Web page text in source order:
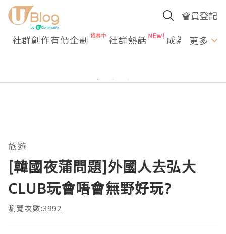
會員登記
社群創作有價企劃 社群熱話 成為U更多
旅遊
[韓國夜蒲問題]外國人去弘大
CLUB玩會唔會無野好玩?
瀏覽次數:3992